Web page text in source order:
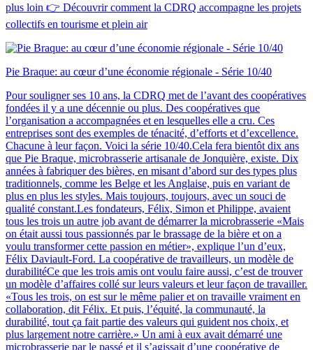
plus loin 👉 Découvrir comment la CDRQ accompagne les projets
collectifs en tourisme et plein air
Pie Braque: au cœur d’une économie régionale - Série 10/40
Pour souligner ses 10 ans, la CDRQ met de l’avant des coopératives
fondées il y a une décennie ou plus. Des coopératives que
l’organisation a accompagnées et en lesquelles elle a cru. Ces
entreprises sont des exemples de ténacité, d’efforts et d’excellence.
Chacune à leur façon. Voici la série 10/40.Cela fera bientôt dix ans
que Pie Braque, microbrasserie artisanale de Jonquière, existe. Dix
années à fabriquer des bières, en misant d’abord sur des types plus
traditionnels, comme les Belge et les Anglaise, puis en variant de
plus en plus les styles. Mais toujours, toujours, avec un souci de
qualité constant.Les fondateurs, Félix, Simon et Philippe, avaient
tous les trois un autre job avant de démarrer la microbrasserie «Mais
on était aussi tous passionnés par le brassage de la bière et on a
voulu transformer cette passion en métier», explique l’un d’eux,
Félix Daviault-Ford. La coopérative de travailleurs, un modèle de
durabilitéCe que les trois amis ont voulu faire aussi, c’est de trouver
un modèle d’affaires collé sur leurs valeurs et leur façon de travailler.
«Tous les trois, on est sur le même palier et on travaille vraiment en
collaboration, dit Félix. Et puis, l’équité, la communauté, la
durabilité, tout ça fait partie des valeurs qui guident nos choix, et
plus largement notre carrière.» Un ami à eux avait démarré une
microbrasserie par le passé et il s’agissait d’une coopérative de